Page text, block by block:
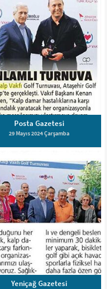
Posta Gazetesi
29 Mayıs 2024 Çarşamba
Yeniçağ Gazetesi